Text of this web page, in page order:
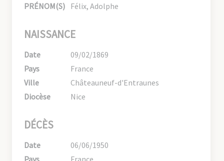
PRÉNOM(S) Félix, Adolphe
NAISSANCE
Date
09/02/1869
Pays
France
Ville
Châteauneuf-d'Entraunes
Diocèse
Nice
DÉCÈS
Date
06/06/1950
Pays
France